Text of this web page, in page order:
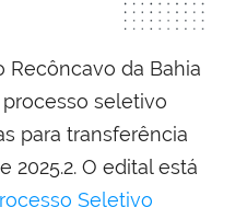
Recôncavo da Bahia
seletivo
para transferência
2025.2. O edital está
Seletivo